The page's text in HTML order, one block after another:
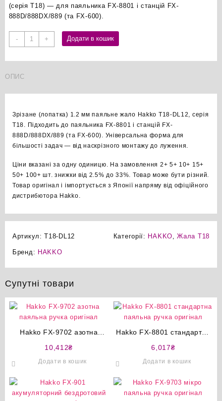
(серія T18) — для паяльника FX-8801 і станцій FX-
888D/888DX/889 (та FX-600).
-
Hakko
T18-
1.2мм
кількість
+ Додати в кошик
ОПИС
Зрізане (лопатка) 1.2 мм паяльне жало Hakko T18-DL12, серія
T18. Підходить до паяльника FX-8801 і станцій FX-
888D/888DX/889 (та FX-600). Універсальна форма для
більшості задач — від наскрізного монтажу до луження.
Ціни вказані за одну одиницю. На замовлення 2+ 5+ 10+ 15+
50+ 100+ шт. знижки від 2.5% до 33%. Товар може бути різний.
Товар оригінал і імпортується з Японії напряму від офіційного
дистрибютора Hakko.
Артикул:T18-DL12 Категорії: HAKKO ,Жала T18
Бренд: HAKKO
Супутні товари
Hakko FX-9702 азотна
10,412₴
Додати в кошик
Hakko FX-8801 стандартна
6,017₴
Додати в кошик